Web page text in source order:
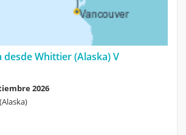
desde Whittier (Alaska) V
2026